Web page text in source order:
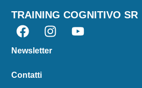
TRAINING COGNITIVO SR
Newsletter
Contatti